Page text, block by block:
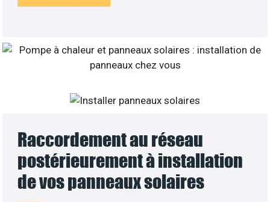
Raccordement au réseau
postérieurement à installation
de vos panneaux solaires